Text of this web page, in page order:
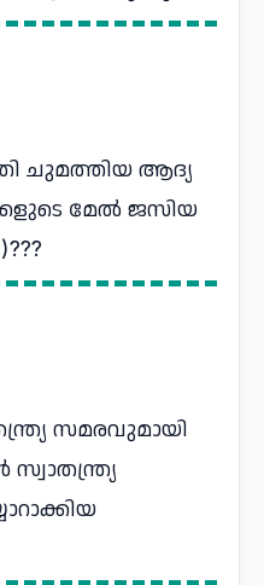
ചുമത്തിയ ആദ്യ
മേൽ ജസിയ
സമരവുമായി